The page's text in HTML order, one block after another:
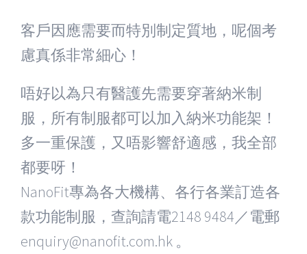
客戶因應需要而特別制定質地，呢個考
慮真係非常細心！
唔好以為只有醫護先需要穿著納米制
服，所有制服都可以加入納米功能架！
多一重保護，又唔影響舒適感，我全部
都要呀！
NanoFit專為各大機構、各行各業訂造各
款功能制服，查詢請電2148 9484／電郵
enquiry@nanofit.com.hk 。